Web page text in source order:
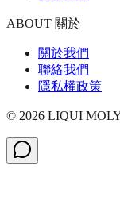
ABOUT 關於
關於我們
聯絡我們
隱私權政策
© 2026 LIQUI